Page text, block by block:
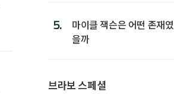
5.
마이클 잭슨은 어떤 존재였
을까
브라보 스페셜